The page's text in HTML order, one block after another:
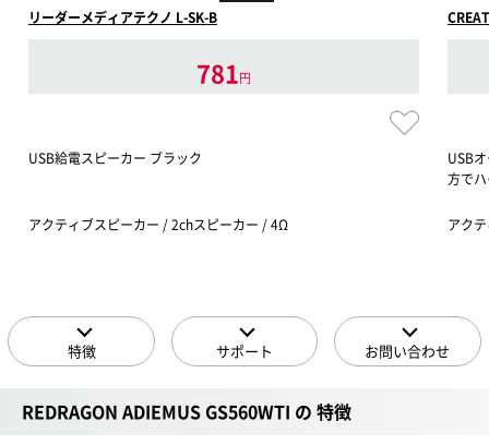
リーダーメディアテクノ L-SK-B
781円
USB給電スピーカー ブラック
アクティブスピーカー / 2chスピーカー / 4Ω
USB
方で
アク
特徴 サポート お問い合わせ
REDRAGON ADIEMUS GS560WTI の 特徴